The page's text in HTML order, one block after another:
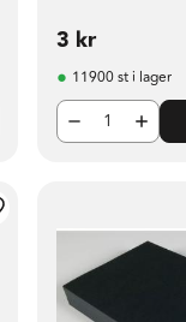
3 kr
11900 st i lager
till i favoriter